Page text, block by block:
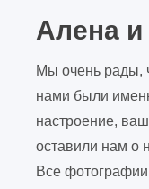
Алена и
Мы очень
нами были
настроение,
оставили нам о
Все